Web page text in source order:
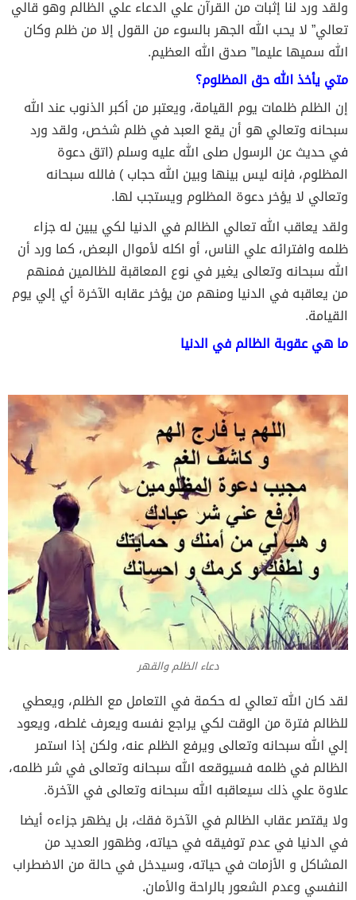
ولقد ورد لنا إثبات من القرآن علي الدعاء علي الظالم وهو قالي
تعالي” لا يحب الله الجهر بالسوء من القول إلا من ظلم وكان
الله سميها عليما” صدق الله العظيم.
متي يأخذ الله حق المظلوم؟
إن الظلم ظلمات يوم القيامة، ويعتبر من أكبر الذنوب عند الله
سبحانه وتعالي هو أن يقع العبد في ظلم شخص، ولقد ورد
في حديث عن الرسول صلى الله عليه وسلم (اتق دعوة
المظلوم، فإنه ليس بينها وبين الله حجاب ) فالله سبحانه
وتعالي لا يؤخر دعوة المظلوم ويستجب لها.
ولقد يعاقب الله تعالي الظالم في الدنيا لكي يبين له جزاء
ظلمه وافترائه علي الناس، أو اكله لأموال البعض، كما ورد أن
الله سبحانه وتعالى يغير في نوع المعاقبة للظالمين فمنهم
من يعاقبه في الدنيا ومنهم من يؤخر عقابه الآخرة أي إلي يوم
القيامة.
ما هي عقوبة الظالم في الدنيا
دعاء الظلم والقهر
لقد كان الله تعالي له حكمة في التعامل مع الظلم، ويعطي
للظالم فترة من الوقت لكي يراجع نفسه ويعرف غلطه، ويعود
إلي الله سبحانه وتعالى ويرفع الظلم عنه، ولكن إذا استمر
الظالم في ظلمه فسيوقعه الله سبحانه وتعالى في شر ظلمه،
علاوة علي ذلك سيعاقبه الله سبحانه وتعالى في الآخرة.
ولا يقتصر عقاب الظالم في الآخرة فقك، بل يظهر جزاءه أيضا
في الدنيا في عدم توفيقه في حياته، وظهور العديد من
المشاكل و الأزمات في حياته، وسيدخل في حالة من الاضطراب
النفسي وعدم الشعور بالراحة والأمان.